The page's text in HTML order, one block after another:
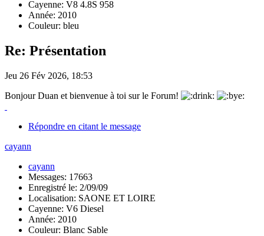
Cayenne: V8 4.8S 958
Année: 2010
Couleur: bleu
Re: Présentation
Jeu 26 Fév 2026, 18:53
Bonjour Duan et bienvenue à toi sur le Forum!
Répondre en citant le message
cayann
cayann
Messages: 17663
Enregistré le: 2/09/09
Localisation: SAONE ET LOIRE
Cayenne: V6 Diesel
Année: 2010
Couleur: Blanc Sable